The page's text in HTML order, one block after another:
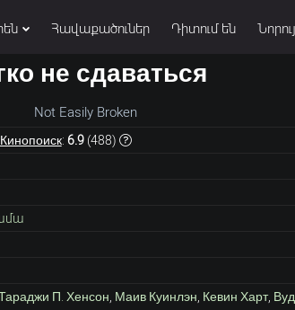
Հավաքածուներ Դիտում են
не сдаваться
Not Easily Broken
Кинопоиск: 6.9(488)
П. Хенсон Маив Куинлэн Кевин Харт,